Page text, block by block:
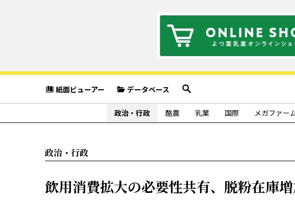
紙面ビューアー データベース
政治・行政 酪農 乳業 国際 メガファー
政治・行政
飲用消費拡大の必要性共有、脱粉在庫